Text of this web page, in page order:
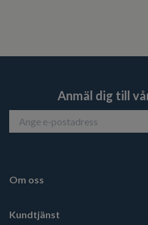
Anmäl dig till
Om oss
Kundtjänst